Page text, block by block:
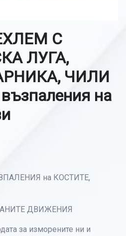
С
ЛУГА,
ЧИЛИ
на
на КОСТИТЕ,
ДВИЖЕНИЯ
за изморените ни и